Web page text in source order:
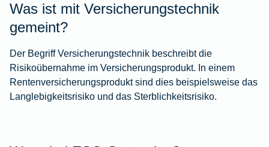
Was ist mit Versicherungstechnik
gemeint?
Der Begriff Versicherungstechnik beschreibt die
Risikoübernahme im Versicherungsprodukt. In einem
Rentenversicherungsprodukt sind dies beispielsweise das
Langlebigkeitsrisiko und das Sterblichkeitsrisiko.